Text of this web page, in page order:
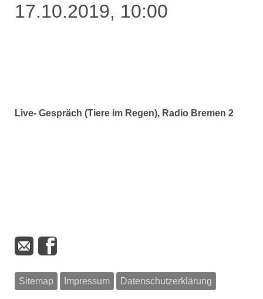
17.10.2019, 10:00
Live- Gespräch (Tiere im Regen), Radio Bremen 2
Sitemap Impressum Datenschutzerklärung